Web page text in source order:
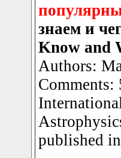
знаем и
Know and
Authors:
Comments:
published